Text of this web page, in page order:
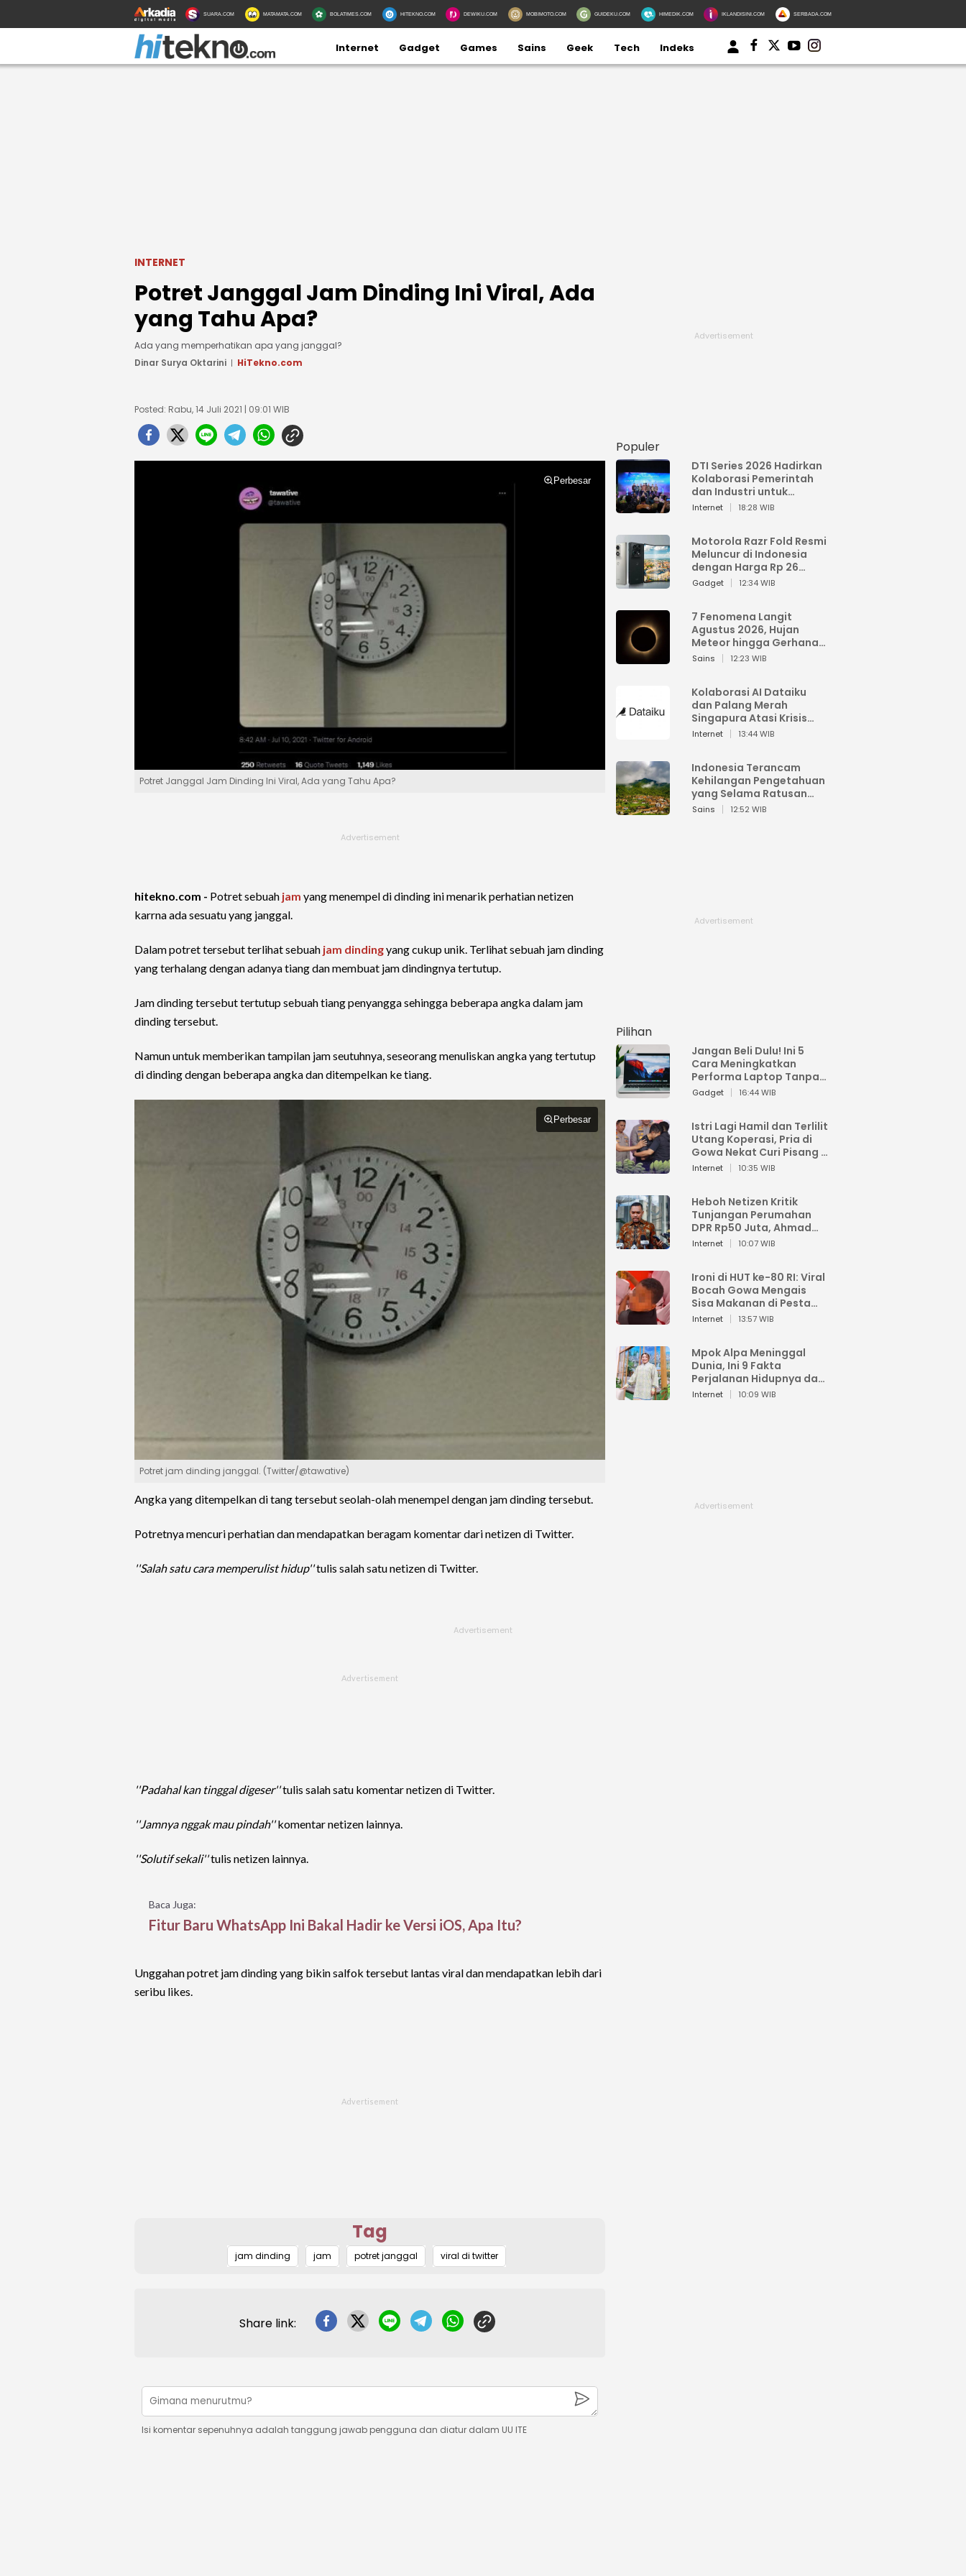
SUARA.COM MATAMATA.COM BOLATIMES.COM HITEKNO.COM DEWIKU.COM MOBIMOTO.COM GUIDEKU.COM HIMEDIK.COM IKLANDISINI.COM SERBADA.COM
Internet Gadget Games Sains Geek Tech Indeks
INTERNET
Potret Janggal Jam Dinding Ini Viral, Ada
yang Tahu Apa?
Ada yang memperhatikan apa yang janggal?
Dinar Surya Oktarini
HiTekno.com
Posted: Rabu, 14 Juli 2021 | 09:01 WIB
Perbesar
Potret Janggal Jam Dinding Ini Viral, Ada yang Tahu Apa?
hitekno.com - Potret sebuah jam yang menempel di dinding ini menarik perhatian netizen
karrna ada sesuatu yang janggal.
Dalam potret tersebut terlihat sebuah jam dindingyang cukup unik. Terlihat sebuah jam dinding
yang terhalang dengan adanya tiang dan membuat jam dindingnya tertutup.
Jam dinding tersebut tertutup sebuah tiang penyangga sehingga beberapa angka dalam jam
dinding tersebut.
Namun untuk memberikan tampilan jam seutuhnya, seseorang menuliskan angka yang tertutup
di dinding dengan beberapa angka dan ditempelkan ke tiang.
Perbesar
Potret jam dinding janggal. (Twitter/@tawative)
Angka yang ditempelkan di tang tersebut seolah-olah menempel dengan jam dinding tersebut.
Potretnya mencuri perhatian dan mendapatkan beragam komentar dari netizen di Twitter.
''Salah satu cara memperulist hidup''tulis salah satu netizen di Twitter.
''Padahal kan tinggal digeser''tulis salah satu komentar netizen di Twitter.
''Jamnya nggak mau pindah''komentar netizen lainnya.
''Solutif sekali''tulis netizen lainnya.
Baca Juga:
Fitur Baru WhatsApp Ini Bakal Hadir ke Versi iOS, Apa Itu?
Unggahan potret jam dinding yang bikin salfok tersebut lantas viral dan mendapatkan lebih dari
seribu likes.
Tag
jam dinding jam potret janggal viral di twitter
Share link:
Isi komentar sepenuhnya adalah tanggung jawab pengguna dan diatur dalam UU ITE
Populer
DTI Series 2026 Hadirkan
Kolaborasi Pemerintah
dan Industri untuk
Percepatan
Internet 18:28 WIB
Motorola Razr Fold Resmi
Meluncur di Indonesia
dengan Harga Rp 26
Jutaan
Gadget 12:34 WIB
7 Fenomena Langit
Agustus 2026, Hujan
Meteor hingga Gerhana
Matahari
Sains 12:23 WIB
Kolaborasi AI Dataiku
dan Palang Merah
Singapura Atasi Krisis
Bencana
Internet 13:44 WIB
Indonesia Terancam
Kehilangan Pengetahuan
yang Selama Ratusan
Tahun Menjaga Alam
Sains 12:52 WIB
Pilihan
Jangan Beli Dulu! Ini 5
Cara Meningkatkan
Performa Laptop Tanpa
Harus Beli Baru
Gadget 16:44 WIB
Istri Lagi Hamil dan Terlilit
Utang Koperasi, Pria di
Gowa Nekat Curi Pisang 4
Tandan Milik Tetangga,
Internet 10:35 WIB
Heboh Netizen Kritik
Tunjangan Perumahan
DPR Rp50 Juta, Ahmad
Sahroni: Enggak Senang
Internet 10:07 WIB
Ironi di HUT ke-80 RI: Viral
Bocah Gowa Mengais
Sisa Makanan di Pesta
Kemerdekaan
Internet 13:57 WIB
Mpok Alpa Meninggal
Dunia, Ini 9 Fakta
Perjalanan Hidupnya dari
Viral hingga Puncak
Internet 10:09 WIB